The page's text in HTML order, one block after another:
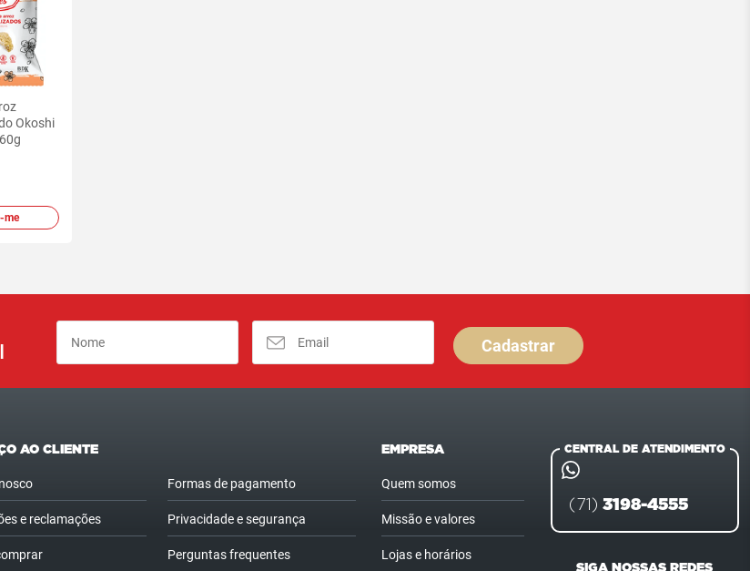
Okoshi
me
Cadastrar
AO CLIENTE
e reclamações
Formas de pagamento
Privacidade e segurança
Perguntas frequentes
EMPRESA
Quem somos
Missão e valores
Lojas e horários
CENTRAL DE ATENDIMENTO
(71) 3198-4555
SIGA NOSSAS REDES